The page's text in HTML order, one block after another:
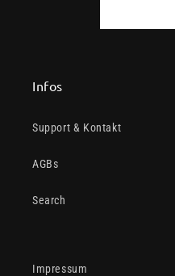
Infos
Support & Kontakt
AGBs
Search
Impressum